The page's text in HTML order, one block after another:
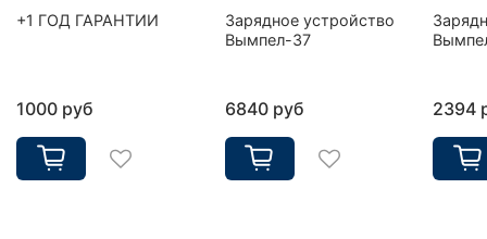
+1 ГОД ГАРАНТИИ
1000 руб
Зарядное устройство
Вымпел-37
6840 руб 2394